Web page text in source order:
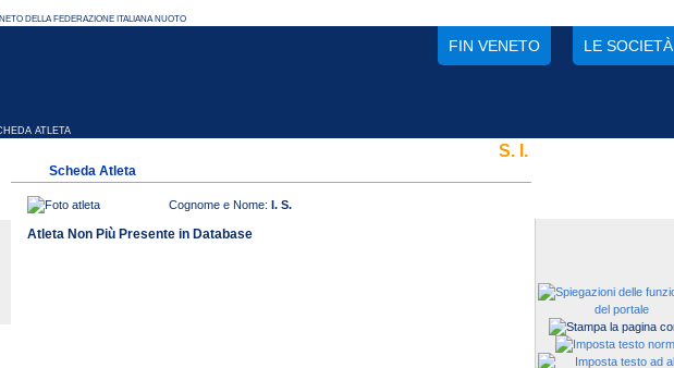
FIN VENETO LE SOCIETÀ
ATLETA
S. I.
Scheda Atleta
Cognome e Nome: I. S.
Atleta Non Più Presente in Database